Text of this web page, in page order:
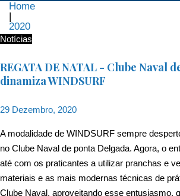
Home
|
2020
Ano:
2020
Notícias
REGATA DE NATAL - Clube Naval
dinamiza WINDSURF
29 Dezembro, 2020
A modalidade de WINDSURF sempre
no Clube Naval de ponta Delgada. Agora, o
até com os praticantes a utilizar pranchas e
materiais e as mais modernas técnicas de
Clube Naval, aproveitando esse entusiasmo,